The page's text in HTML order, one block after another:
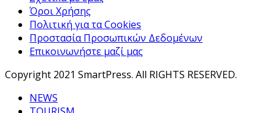
Όροι Χρήσης
Πολιτική για τα Cookies
Προστασία Προσωπικών Δεδομένων
Επικοινωνήστε μαζί μας
Copyright 2021 SmartPress. All RIGHTS RESERVED.
NEWS